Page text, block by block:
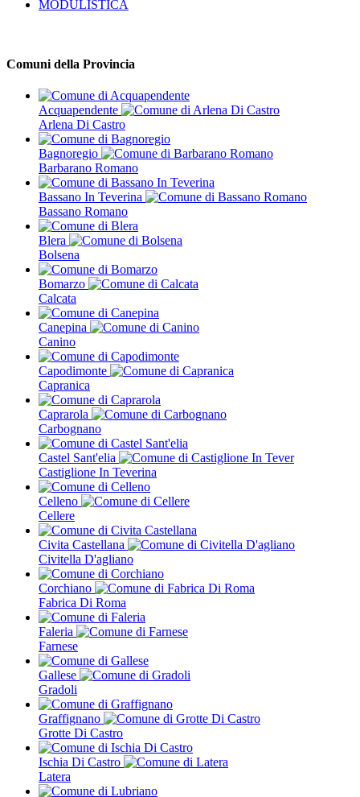
MODULISTICA
Comuni della Provincia
Acquapendente
Arlena Di Castro
Bagnoregio
Barbarano Romano
Bassano In Teverina
Bassano Romano
Blera
Bolsena
Bomarzo
Calcata
Canepina
Canino
Capodimonte
Capranica
Caprarola
Carbognano
Castel Sant'elia
Castiglione In Teverina
Celleno
Cellere
Civita Castellana
Civitella D'agliano
Corchiano
Fabrica Di Roma
Faleria
Farnese
Gallese
Gradoli
Graffignano
Grotte Di Castro
Ischia Di Castro
Latera